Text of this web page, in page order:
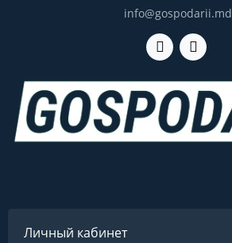
info@gospodarii.md
Личный кабинет